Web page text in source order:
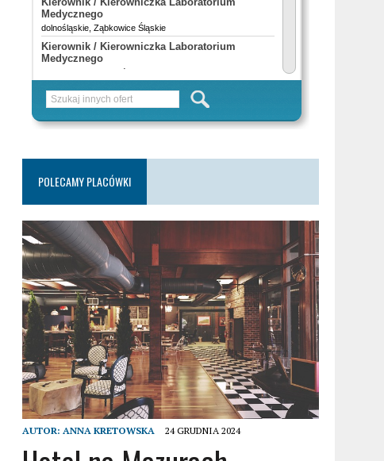
POLECAMY PLACÓWKI
AUTOR: ANNA KRETOWSKA 24 GRUDNIA 2024